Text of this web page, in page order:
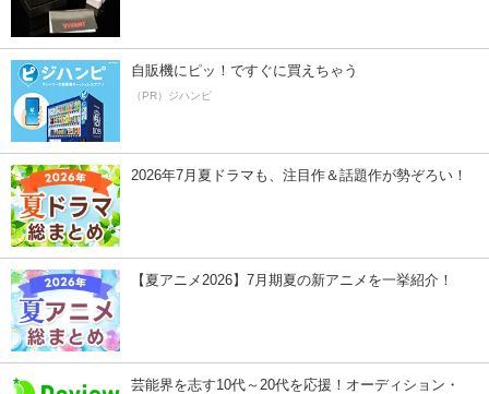
自販機にピッ！ですぐに買えちゃう
（PR）ジハンピ
2026年7月夏ドラマも、注目作＆話題作が勢ぞろい！
【夏アニメ2026】7月期夏の新アニメを一挙紹介！
芸能界を志す10代～20代を応援！オーディション・